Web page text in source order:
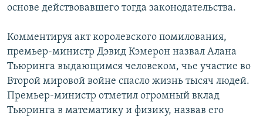
основе действовавшего тогда законодательства.
Комментируя акт королевского помилования,
премьер-министр Дэвид Кэмерон назвал Алана
Тьюринга выдающимся человеком, чье участие во
Второй мировой войне спасло жизнь тысяч людей.
Премьер-министр отметил огромный вклад
Тьюринга в математику и физику, назвав его